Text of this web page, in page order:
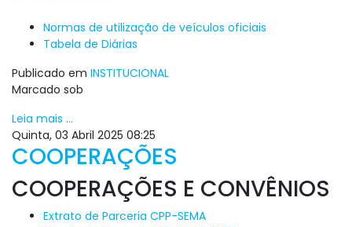
Normas de utilização de veículos oficiais
Tabela de Diárias
Publicado em INSTITUCIONAL
Marcado sob
Leia mais ...
Quinta, 03 Abril 2025 08:25
COOPERAÇÕES
COOPERAÇÕES E CONVÊNIOS
Extrato de Parceria CPP-SEMA